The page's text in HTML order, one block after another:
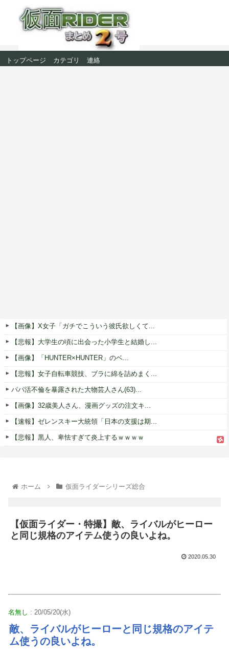
トップページ カテゴリ 連絡
【画像】X女子「ガチでこういう彼氏欲しくて...
【悲報】大学生の頃に出会った小学生と結婚し...
【画像】「HUNTER×HUNTER」のベ...
【悲報】女子自転車競技、ブラに綿を詰めまく...
パパ活不倫を暴露された大物芸人さん(63)...
【画像】32歳美人さん、漫画グッズの注文キ...
【速報】ゼレンスキー大統領「日本の支援は期...
【悲報】黒人、卑怯すぎて炎上するｗｗｗｗ
ホーム 仮面ライダーシリーズ総合
【仮面ライダー・特撮】敵、ライバルがヒーロー
と同じ規格のアイテム使うの良いよね。
2020.05.30
名無し : 20/05/20(水)
敵、ライバルがヒーローと同じ規格のアイテ
ム使うの良いよね。